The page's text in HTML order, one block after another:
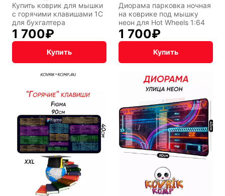
Купить коврик для мышки
с горячими клавишами 1С
для бухгалтера
1 700₽
Купить
Диорама парковка ночная
на коврике под мышку
неон для Hot Wheels 1:64
1 700₽
Купить